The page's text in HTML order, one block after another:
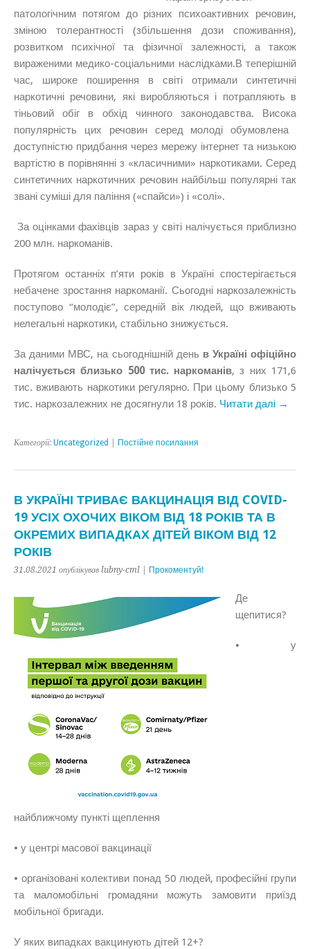
патологічним потягом до різних психоактивних речовин,
зміною толерантності (збільшення дози споживання),
розвитком психічної та фізичної залежності, а також
вираженими медико-соціальними наслідками.В теперішній
час, широке поширення в світі отримали синтетичні
наркотичні речовини, які виробляються і потрапляють в
тіньовий обіг в обхід чинного законодавства. Висока
популярність цих речовин серед молоді обумовлена ​​
доступністю придбання через мережу інтернет та низькою
вартістю в порівнянні з «класичними» наркотиками. Серед
синтетичних наркотичних речовин найбільш популярні так
звані суміші для паління («спайси») і «солі».
За оцінками фахівців зараз у світі налічується приблизно
200 млн. наркоманів.
Протягом останніх п’яти років в Україні спостерігається
небачене зростання наркоманії. Сьогодні наркозалежність
поступово “молодіє”, середній вік людей, що вживають
нелегальні наркотики, стабільно знижується.
За даними МВС, на сьогоднішній день в Україні офіційно
налічується близько 500 тис. наркоманів, з них 171,6
тис. вживають наркотики регулярно. При цьому близько 5
тис. наркозалежних не досягнули 18 років. Читати далі →
Категорії: Uncategorized Постійне посилання
В УКРАЇНІ ТРИВАЄ ВАКЦИНАЦІЯ ВІД COVID-
19 УСІХ ОХОЧИХ ВІКОМ ВІД 18 РОКІВ ТА В
ОКРЕМИХ ВИПАДКАХ ДІТЕЙ ВІКОМ ВІД 12
РОКІВ
31.08.2021 опублікував lubny-cml | Прокоментуй!
Де
щепитися?
• у
найближчому пункті щеплення
• у центрі масової вакцинації
• організовані колективи понад 50 людей, професійні групи
та маломобільні громадяни можуть замовити приїзд
мобільної бригади.
У яких випадках вакцинують дітей 12+?